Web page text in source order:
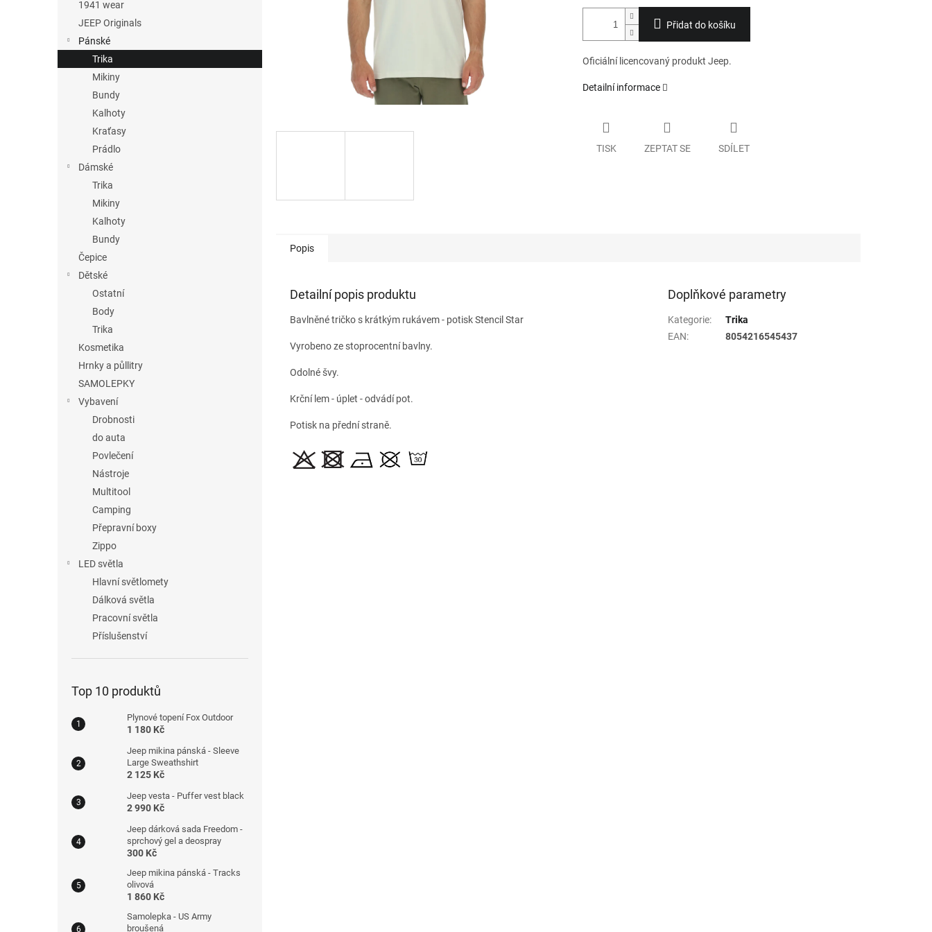
1941 wear
JEEP Originals
Pánské
Trika
Mikiny
Bundy
Kalhoty
Kraťasy
Prádlo
Dámské
Trika
Mikiny
Kalhoty
Bundy
Čepice
Dětské
Ostatní
Body
Trika
Kosmetika
Hrnky a půllitry
SAMOLEPKY
Vybavení
Drobnosti
do auta
Povlečení
Nástroje
Multitool
Camping
Přepravní boxy
Zippo
LED světla
Hlavní světlomety
Dálková světla
Pracovní světla
Příslušenství
Top 10 produktů
Plynové topení Fox Outdoor
1 180 Kč
Jeep mikina pánská - Sleeve
Large Sweathshirt
2 125 Kč
Jeep vesta - Puffer vest black
2 990 Kč
Jeep dárková sada Freedom -
sprchový gel a deospray
300 Kč
Jeep mikina pánská - Tracks
olivová
1 860 Kč
Samolepka - US Army
broušená
Přidat do košíku
Oficiální licencovaný produkt Jeep.
Detailní informace
TISK ZEPTAT SE SDÍLET
Popis
Detailní popis produktu
Bavlněné tričko s krátkým rukávem - potisk Stencil Star
Vyrobeno ze stoprocentní bavlny.
Odolné švy.
Krční lem - úplet - odvádí pot.
Potisk na přední straně.
Doplňkové parametry
Kategorie:
Trika
EAN: 8054216545437